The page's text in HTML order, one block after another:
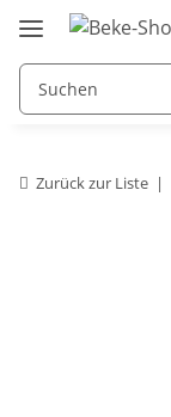
Zurück zur Liste